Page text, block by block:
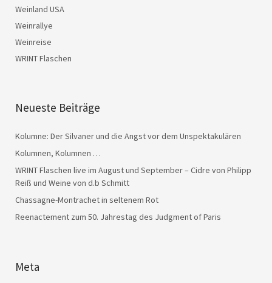
Weinland USA
Weinrallye
Weinreise
WRINT Flaschen
Neueste Beiträge
Kolumne: Der Silvaner und die Angst vor dem Unspektakulären
Kolumnen, Kolumnen …
WRINT Flaschen live im August und September – Cidre von Philipp
Reiß und Weine von d.b Schmitt
Chassagne-Montrachet in seltenem Rot
Reenactement zum 50. Jahrestag des Judgment of Paris
Meta